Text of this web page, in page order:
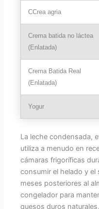
CCrea agria
Crema batida no láctea
(Enlatada)
Crema Batida Real
(Enlatada)
Yogur
La leche condensada,
utiliza a menudo en
cámaras frigoríficas
consumir el helado y
meses posteriores al
congelador para
quesos duros